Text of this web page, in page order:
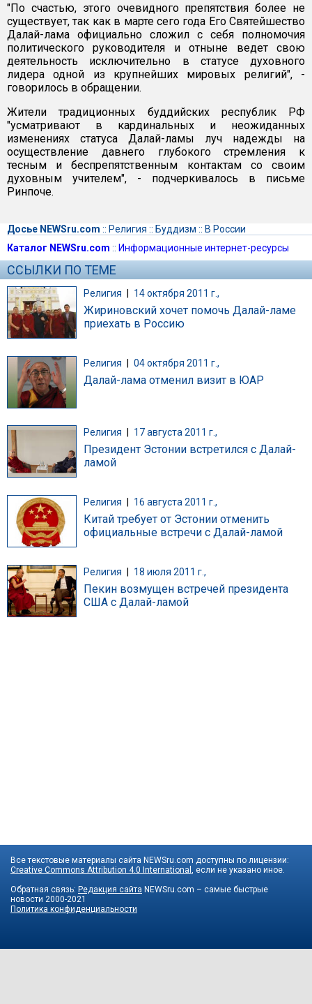
"По счастью, этого очевидного препятствия более не
существует, так как в марте сего года Его Святейшество
Далай-лама официально сложил с себя полномочия
политического руководителя и отныне ведет свою
деятельность исключительно в статусе духовного
лидера одной из крупнейших мировых религий", -
говорилось в обращении.
Жители традиционных буддийских республик РФ
"усматривают в кардинальных и неожиданных
изменениях статуса Далай-ламы луч надежды на
осуществление давнего глубокого стремления к
тесным и беспрепятственным контактам со своим
духовным учителем", - подчеркивалось в письме
Ринпоче.
Досье NEWSru.com :: Религия :: Буддизм :: В России
Каталог NEWSru.com :: Информационные интернет-ресурсы
ССЫЛКИ ПО ТЕМЕ
Религия | 14 октября 2011 г.,
Жириновский хочет помочь Далай-ламе
приехать в Россию
Религия 04 октября 2011 г.,
Далай-лама отменил визит в ЮАР
Религия 17 августа 2011 г.,
Президент Эстонии встретился с Далай-
ламой
Религия 16 августа 2011 г.,
Китай требует от Эстонии отменить
официальные встречи с Далай-ламой
Религия 18 июля 2011 г.,
Пекин возмущен встречей президента
США с Далай-ламой
Все текстовые материалы сайта NEWSru.com доступны по лицензии:
Creative Commons Attribution 4.0 International
, если не указано иное.
Обратная связь: Редакция сайта NEWSru.com – самые быстрые
новости 2000-2021
Политика конфиденциальности